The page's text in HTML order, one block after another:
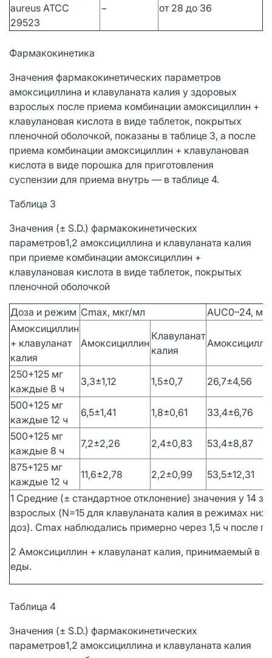
aureus ATCC
29523
− от 28 до 36
Фармакокинетика
Значения фармакокинетических параметров
амоксициллина и клавуланата калия у здоровых
взрослых после приема комбинации амоксициллин +
клавулановая кислота в виде таблеток, покрытых
пленочной оболочкой, показаны в таблице 3, а после
приема комбинации амоксициллин + клавулановая
кислота в виде порошка для приготовления
суспензии для приема внутрь — в таблице 4.
Таблица 3
Значения (± S.D.) фармакокинетических
параметров1,2 амоксициллина и клавуланата калия
при приеме комбинации амоксициллин +
клавулановая кислота в виде таблеток, покрытых
пленочной оболочкой
Доза и режим Cmax, мкг/мл
AUC0–24,
Амоксициллин
+ клавуланат
калия
Амоксициллин
Клавуланат
калия
250+125 мг
каждые 8 ч
3,3±1,12 1,5±0,7
26,7±4,56
500+125 мг
каждые 12 ч
6,5±1,41 1,8±0,61
33,4±6,76
500+125 мг
каждые 8 ч
7,2±2,26 2,4±0,83
53,4±8,87
875+125 мг
каждые 12 ч
11,6±2,78 2,2±0,99
53,5±12,31
1 Средние (± стандартное отклонение) значения у 14
взрослых (N=15 для клавуланата калия в режимах
доз). Cmax наблюдались примерно через 1,5 ч после
2 Амоксициллин + клавуланат калия, принимаемый в
еды.
Таблица 4
Значения (± S.D.) фармакокинетических
параметров1,2 амоксициллина и клавуланата калия